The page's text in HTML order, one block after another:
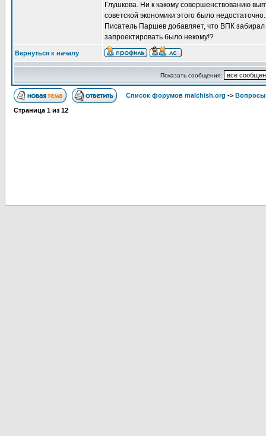
Глушкова. Ни к какому совершенствованию
советской экономики этого было
Писатель Паршев добавляет, что ВПК
запроектировать было некому!?
Вернуться к началу
Показать сообщения:
Список форумов malchish.org -> Вопросы
Страница 1 из 12